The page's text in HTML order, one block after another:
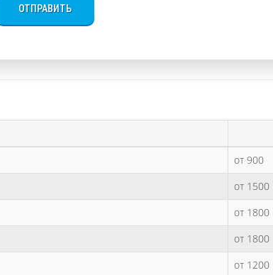
ОТПРАВИТЬ
от 900
от 1500
от 1800
от 1800
от 1200